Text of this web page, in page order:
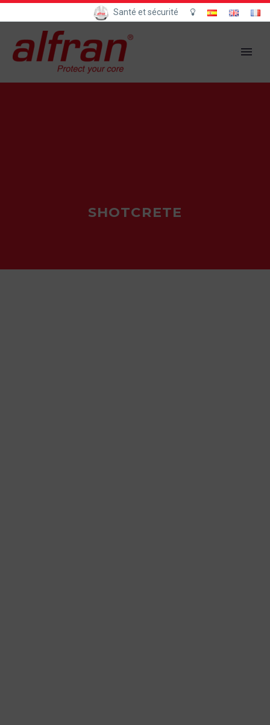
Santé et sécurité
SHOTCRETE